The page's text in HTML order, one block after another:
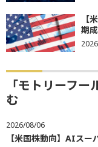
【
期
「モトリーフ
む
2026/08/06
【米国株動向】AIス